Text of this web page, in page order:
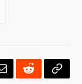
EmailRedditCopy